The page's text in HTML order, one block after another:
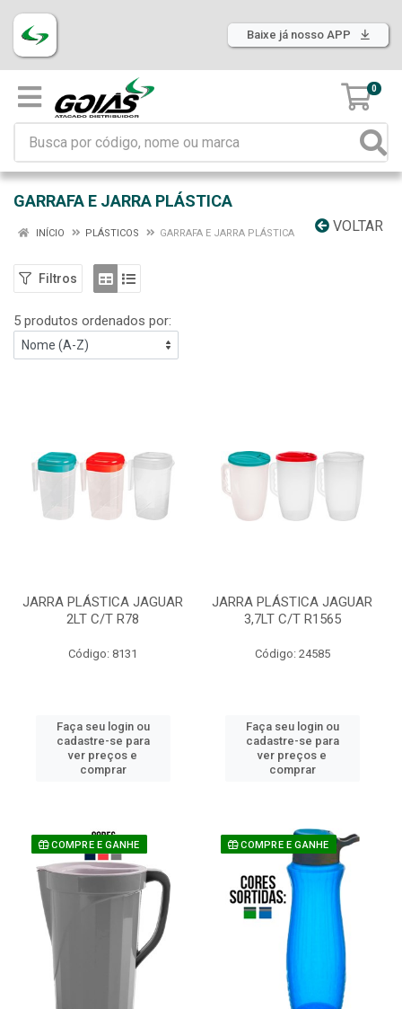
Baixe já nosso APP
0
GARRAFA E JARRA PLÁSTICA
VOLTAR
INÍCIO PLÁSTICOS GARRAFA E JARRA PLÁSTICA
Filtros
5 produtos ordenados por:
JARRA PLÁSTICA JAGUAR
2LT C/T R78
Código: 8131
Faça seu login ou
cadastre-se para
ver preços e
comprar
JARRA PLÁSTICA JAGUAR
3,7LT C/T R1565
Código: 24585
Faça seu login ou
cadastre-se para
ver preços e
comprar
COMPRE E GANHE COMPRE E GANHE